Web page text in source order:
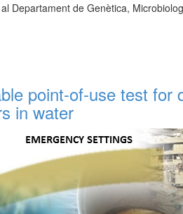
Departament de Genètica,
point-of-use test for
in water